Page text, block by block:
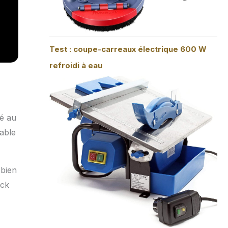
au
Test : coupe-carreaux électrique 600 W
refroidi à eau